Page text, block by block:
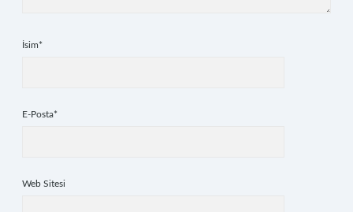
İsim*
E-Posta*
Web Sitesi